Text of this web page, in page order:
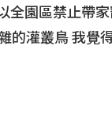
全園區禁止帶
灌叢鳥 我覺